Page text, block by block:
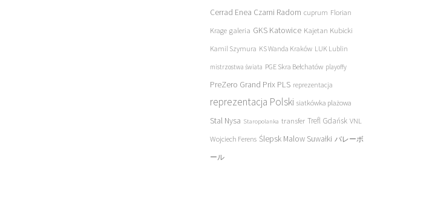
Cerrad Enea Czarni Radom cuprum Florian
Krage galeria GKS Katowice Kajetan Kubicki
Kamil Szymura KS Wanda Kraków LUK Lublin
mistrzostwa świata PGE Skra Bełchatów playoffy
PreZero Grand Prix PLS reprezentacja
reprezentacja Polski siatkówka plażowa
Stal Nysa Staropolanka transfer Trefl Gdańsk VNL
Wojciech Ferens Ślepsk Malow Suwałki バレーボ
ール